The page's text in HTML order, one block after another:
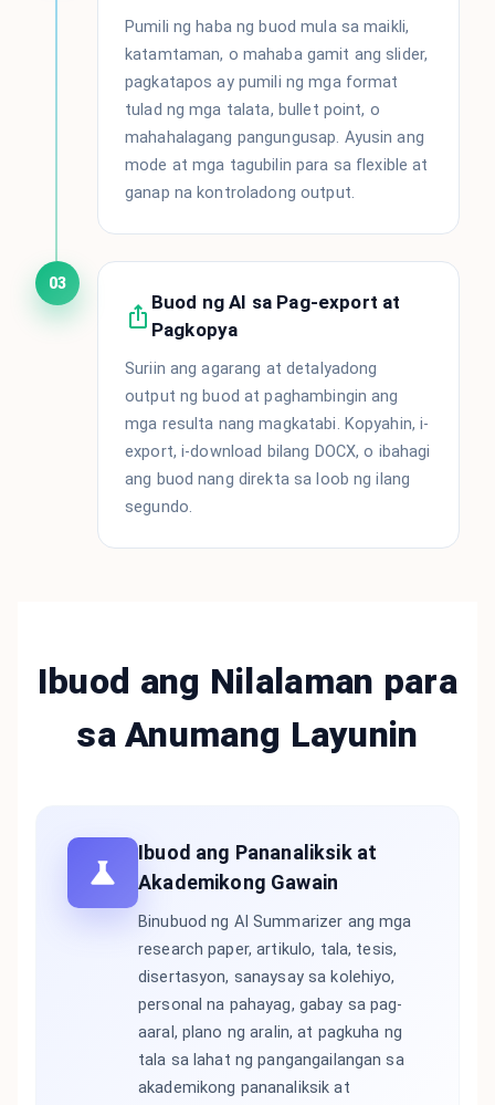
Pumili ng haba ng buod mula sa maikli,
katamtaman, o mahaba gamit ang slider,
pagkatapos ay pumili ng mga format
tulad ng mga talata, bullet point, o
mahahalagang pangungusap. Ayusin ang
mode at mga tagubilin para sa flexible at
ganap na kontroladong output.
03
Buod ng AI sa Pag-export at
Pagkopya
Suriin ang agarang at detalyadong
output ng buod at paghambingin ang
mga resulta nang magkatabi. Kopyahin, i-
export, i-download bilang DOCX, o ibahagi
ang buod nang direkta sa loob ng ilang
segundo.
Ibuod ang Nilalaman para
sa Anumang Layunin
Ibuod ang Pananaliksik at
Akademikong Gawain
Binubuod ng AI Summarizer ang mga
research paper, artikulo, tala, tesis,
disertasyon, sanaysay sa kolehiyo,
personal na pahayag, gabay sa pag-
aaral, plano ng aralin, at pagkuha ng
tala sa lahat ng pangangailangan sa
akademikong pananaliksik at